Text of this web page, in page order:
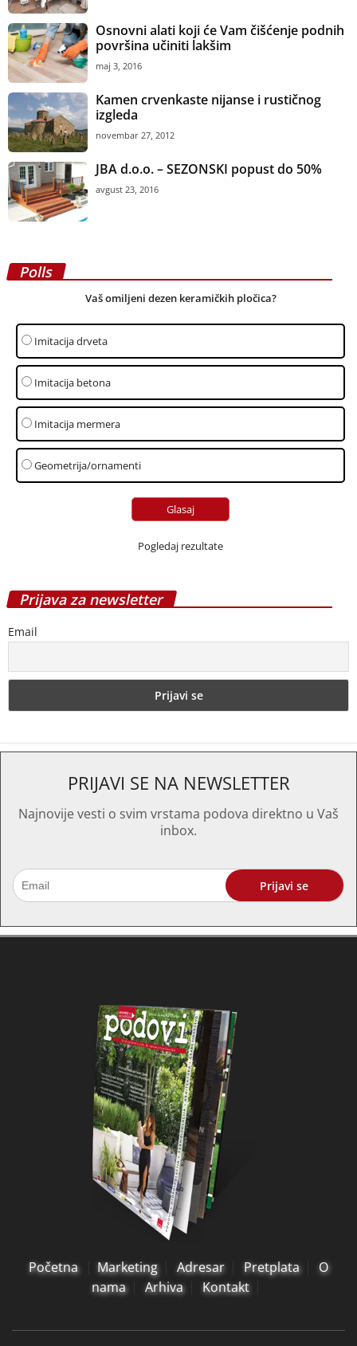
Osnovni alati koji će Vam čišćenje podnih
površina učiniti lakšim
maj 3, 2016
Kamen crvenkaste nijanse i rustičnog
izgleda
novembar 27, 2012
JBA d.o.o. – SEZONSKI popust do 50%
avgust 23, 2016
Polls
Vaš omiljeni dezen keramičkih pločica?
Imitacija drveta
Imitacija betona
Imitacija mermera
Geometrija/ornamenti
Pogledaj rezultate
Prijava za newsletter
Email
PRIJAVI SE NA NEWSLETTER
Najnovije vesti o svim vrstama podova direktno u Vaš
inbox.
Početna Marketing Adresar Pretplata
O
nama
Arhiva Kontakt